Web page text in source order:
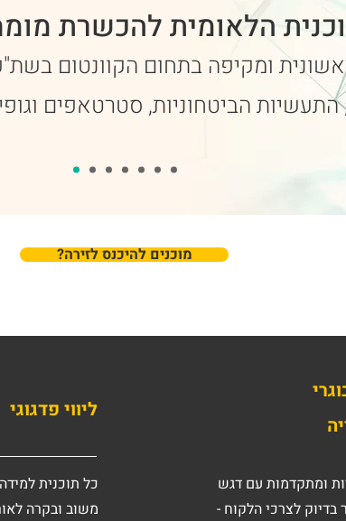
הלאומית להכשרת
ומקיפה בתחום הקוונטום
הביטחוניות, סטרטאפים
?מוכנים להיכנס לזירה
ליווי פדגוגי
כל תוכנית
משוב ובקרה
ומתקדמות עם דגש
בדיוק לצרכי הלקוח -